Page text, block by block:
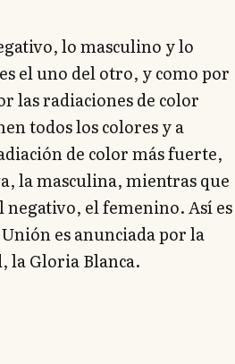
lo masculino y lo
el uno del otro, y como por
las radiaciones de color
todos los colores y a
de color más fuerte,
la masculina, mientras que
negativo, el femenino. Así es
es anunciada por la
la Gloria Blanca.